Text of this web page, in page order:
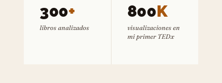
300+
libros analizados
800K
visualizaciones en
mi primer TEDx